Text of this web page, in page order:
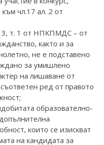
чл.17 ал. 2 от
3, т. 1 от НПКПМДС – от
както и за
не е подставено
за умишлено
на лишаване от
ред от правото
образователно-
които се изискват
на кандидата за